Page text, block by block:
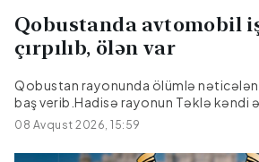
Qobustanda avtomobil
çırpılıb, ölən var
Qobustan rayonunda ölümlə
baş verib.Hadisə rayonun Təklə kəndi
alınıb."Hyundai" markalı avtomobilin
işıq dirəyinə çırpılması nəticəsində
Əmralıyev hadisə yerində ölüb.Faktla
08 Avqust 2026, 15:59